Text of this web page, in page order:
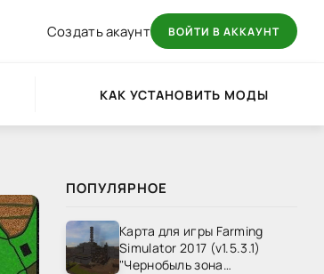
Создать акаунт ВОЙТИ В АККАУНТ
КАК УСТАНОВИТЬ МОДЫ
ПОПУЛЯРНОЕ
Карта для игры Farming
Simulator 2017 (v1.5.3.1)
"Чернобыль зона